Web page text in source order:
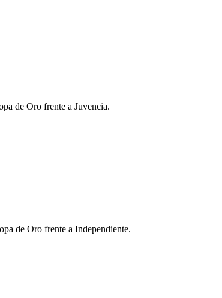
de Oro frente a Juvencia.
de Oro frente a Independiente.